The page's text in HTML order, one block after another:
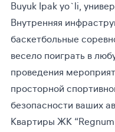
Buyuk Ipak yo`li,
Внутренняя
баскетбольные
весело поиграть в
проведения
просторной
безопасности ваших
Квартиры ЖК “Regnum